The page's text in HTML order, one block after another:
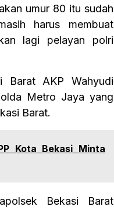
umur 80 itu sudah
harus membuat
lagi pelayan polri
Barat AKP Wahyudi
Metro Jaya yang
Barat.
Kota Bekasi Minta
Bekasi Barat